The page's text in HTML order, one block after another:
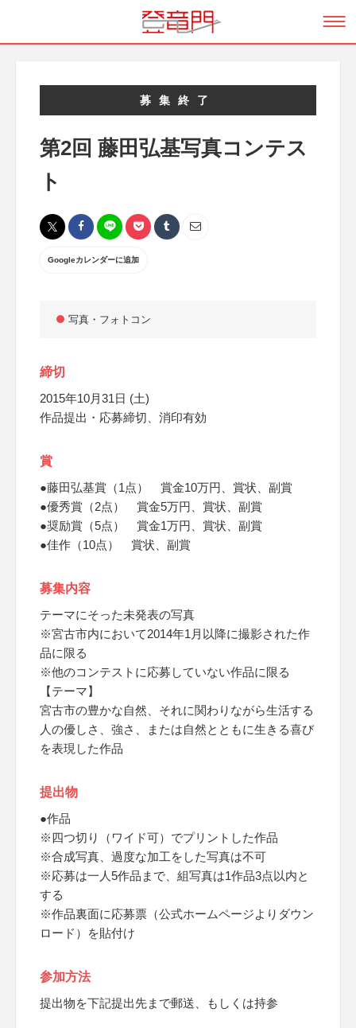
募集終了
第2回 藤田弘基写真コンテス
ト
Googleカレンダーに追加
写真・フォトコン
締切
2015年10月31日 (土)
作品提出・応募締切、消印有効
賞
●藤田弘基賞（1点） 賞金10万円、賞状、副賞
●優秀賞（2点） 賞金5万円、賞状、副賞
●奨励賞（5点） 賞金1万円、賞状、副賞
●佳作（10点） 賞状、副賞
募集内容
テーマにそった未発表の写真
※宮古市内において2014年1月以降に撮影された作
品に限る
※他のコンテストに応募していない作品に限る
【テーマ】
宮古市の豊かな自然、それに関わりながら生活する
人の優しさ、強さ、または自然とともに生きる喜び
を表現した作品
提出物
●作品
※四つ切り（ワイド可）でプリントした作品
※合成写真、過度な加工をした写真は不可
※応募は一人5作品まで、組写真は1作品3点以内と
する
※作品裏面に応募票（公式ホームページよりダウン
ロード）を貼付け
参加方法
提出物を下記提出先まで郵送、もしくは持参